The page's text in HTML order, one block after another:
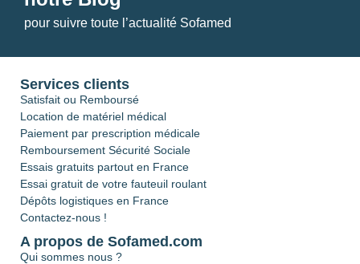
pour suivre toute l’actualité Sofamed
Services clients
Satisfait ou Remboursé
Location de matériel médical
Paiement par prescription médicale
Remboursement Sécurité Sociale
Essais gratuits partout en France
Essai gratuit de votre fauteuil roulant
Dépôts logistiques en France
Contactez-nous !
A propos de Sofamed.com
Qui sommes nous ?